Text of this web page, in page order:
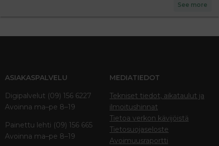
See more
ASIAKASPALVELU
Digipalvelut (09) 156 6227
Avoinna ma–pe 8–19
Painettu lehti (09) 156 665
Avoinna ma–pe 8–19
MEDIATIEDOT
Tekniset tiedot, aikataulut ja
ilmoitushinnat
Tietoa verkon kävijöistä
Tietosuojaseloste
Avoimuusraportti